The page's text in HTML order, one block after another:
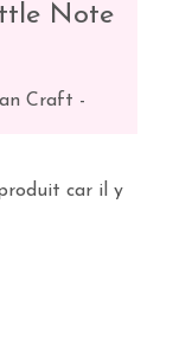
Note
Craft -
car il y